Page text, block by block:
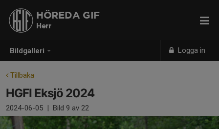
Bildgalleri Logga in
HÖREDA GIF
Herr
Tillbaka
HGFI Eksjö 2024
2024-06-05 | Bild 9 av 22